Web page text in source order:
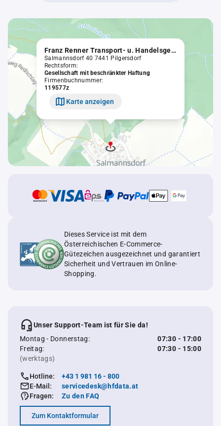
Franz Renner Transport- u. Handelsgesellschaft m.b.H.
Salmannsdorf 40 7441 Pilgersdorf
Rechtsform:
Gesellschaft mit beschränkter Haftung
Firmenbuchnummer:
119577z
Karte anzeigen
Dieses Service ist mit dem
Österreichischen E-Commerce-
Gütezeichen ausgezeichnet und garantiert
Sicherheit und Vertrauen im Online-
Shopping.
Unser Support-Team ist für Sie da!
Montag - Donnerstag:
07:30 - 17:00
Freitag:
07:30 - 15:00
(werktags)
Hotline:
+43 1 981 16 - 800
E-Mail:
servicedesk@hfdata.at
Fragen:
Zu den FAQ
Zum Kontaktformular